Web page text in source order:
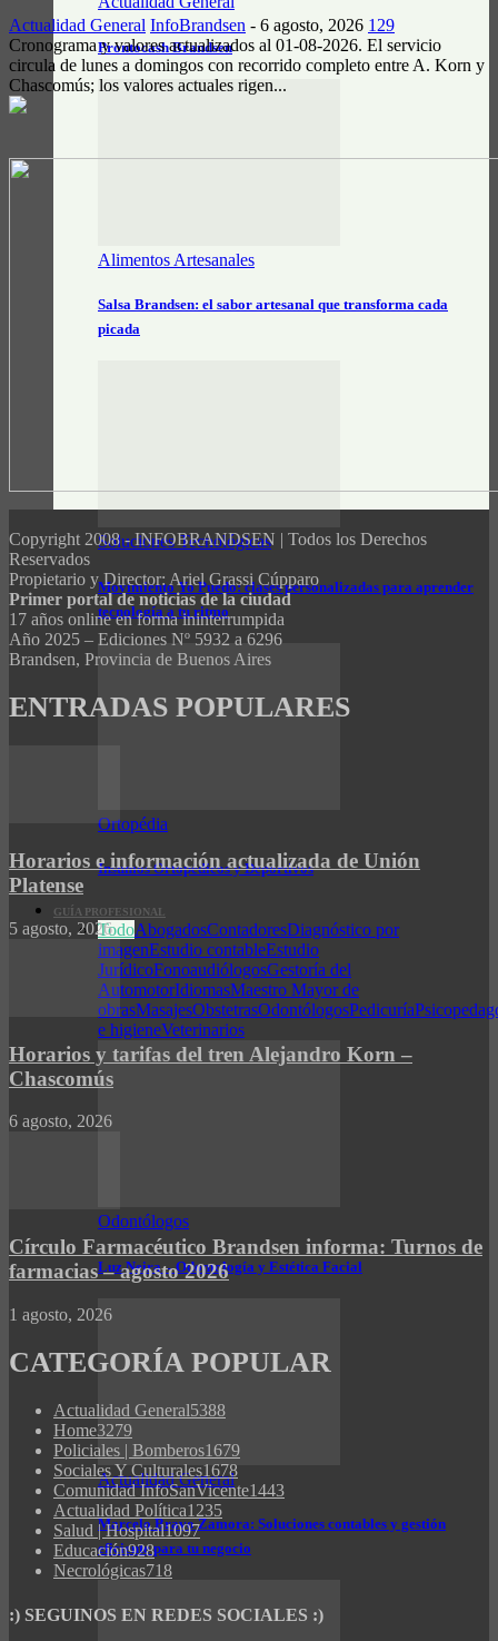
Prontocash Brandsen
Alimentos Artesanales
Salsa Brandsen: el sabor artesanal que transforma cada
picada
Soluciones Tecnológicas
Movimiento Yo Puedo: clases personalizadas para aprender
tecnología a tu ritmo
Ortopédia
Insumos Ortopédicos y Deportivos
GUÍA PROFESIONAL
TodoAbogadosContadoresDiagnóstico por
imagenEstudio contableEstudio
JurídicoFonoaudiólogosGestoría del
AutomotorIdiomasMaestro Mayor de
obrasMasajesObstetrasOdontólogosPedicuría
e higieneVeterinarios
Odontólogos
Luz Neira – Odontología y Estética Facial
Actualidad General
Marcelo Bravo Zamora: Soluciones contables y gestión
eficiente para tu negocio
Actualidad General InfoBrandsen - 6 agosto, 2026 129
Cronograma y valores actualizados al 01-08-2026. El servicio
circula de lunes a domingos con recorrido completo entre A. Korn y
Chascomús; los valores actuales rigen...
Copyright 2008 - INFOBRANDSEN | Todos los Derechos
Reservados
Propietario y Director: Ariel Grassi Cúpparo
Primer portal de noticias de la ciudad
17 años online en forma ininterrumpida
Año 2025 – Ediciones Nº 5932 a 6296
Brandsen, Provincia de Buenos Aires
ENTRADAS POPULARES
Horarios e información actualizada de Unión
Platense
5 agosto, 2026
Horarios y tarifas del tren Alejandro Korn –
Chascomús
6 agosto, 2026
Círculo Farmacéutico Brandsen informa: Turnos de
farmacias – agosto 2026
1 agosto, 2026
CATEGORÍA POPULAR
Actualidad General5388
Home3279
Policiales | Bomberos1679
Sociales Y Culturales1678
Comunidad InfoSanVicente1443
Actualidad Política1235
Salud | Hospital1097
Educación928
Necrológicas718
:) SEGUINOS EN REDES SOCIALES :)